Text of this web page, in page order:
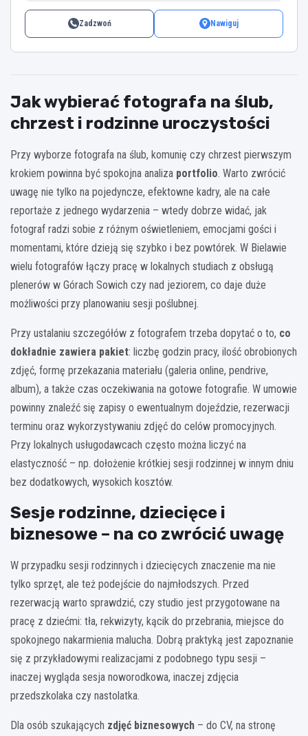
Zadzwoń Nawiguj
Jak wybierać fotografa na ślub,
chrzest i rodzinne uroczystości
Przy wyborze fotografa na ślub, komunię czy chrzest pierwszym
krokiem powinna być spokojna analiza portfolio. Warto zwrócić
uwagę nie tylko na pojedyncze, efektowne kadry, ale na całe
reportaże z jednego wydarzenia – wtedy dobrze widać, jak
fotograf radzi sobie z różnym oświetleniem, emocjami gości i
momentami, które dzieją się szybko i bez powtórek. W Bielawie
wielu fotografów łączy pracę w lokalnych studiach z obsługą
plenerów w Górach Sowich czy nad jeziorem, co daje duże
możliwości przy planowaniu sesji poślubnej.
Przy ustalaniu szczegółów z fotografem trzeba dopytać o to, co
dokładnie zawiera pakiet: liczbę godzin pracy, ilość obrobionych
zdjęć, formę przekazania materiału (galeria online, pendrive,
album), a także czas oczekiwania na gotowe fotografie. W umowie
powinny znaleźć się zapisy o ewentualnym dojeździe, rezerwacji
terminu oraz wykorzystywaniu zdjęć do celów promocyjnych.
Przy lokalnych usługodawcach często można liczyć na
elastyczność – np. dołożenie krótkiej sesji rodzinnej w innym dniu
bez dodatkowych, wysokich kosztów.
Sesje rodzinne, dziecięce i
biznesowe – na co zwrócić uwagę
W przypadku sesji rodzinnych i dziecięcych znaczenie ma nie
tylko sprzęt, ale też podejście do najmłodszych. Przed
rezerwacją warto sprawdzić, czy studio jest przygotowane na
pracę z dziećmi: tła, rekwizyty, kącik do przebrania, miejsce do
spokojnego nakarmienia malucha. Dobrą praktyką jest zapoznanie
się z przykładowymi realizacjami z podobnego typu sesji –
inaczej wygląda sesja noworodkowa, inaczej zdjęcia
przedszkolaka czy nastolatka.
Dla osób szukających zdjęć biznesowych – do CV, na stronę